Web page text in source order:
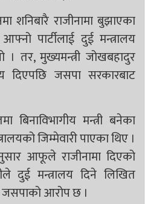
शनिबारै राजीनामा बुझाएका
पार्टीलाई दुई मन्त्रालय
। तर, मुख्यमन्त्री जोखबहादुर
दिएपछि जसपा सरकारबाट
बिनाविभागीय मन्त्री बनेका
जिम्मेवारी पाएका थिए ।
आफूले राजीनामा दिएको
दुई मन्त्रालय दिने लिखित
जसपाको आरोप छ ।